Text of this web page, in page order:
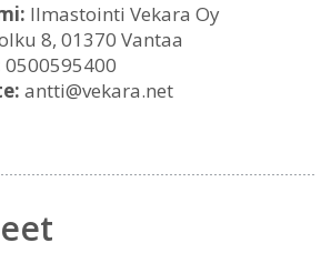
Ilmastointi Vekara Oy
8, 01370 Vantaa
0500595400
antti@vekara.net